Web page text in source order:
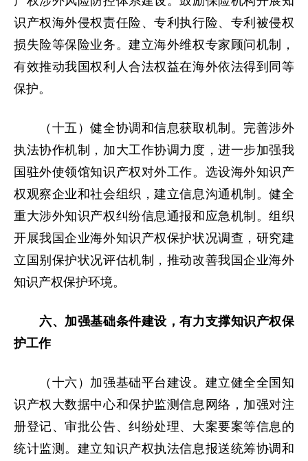
识产权海外侵权责任险、专利执行险、专利被侵权
损失险等保险业务。建立海外维权专家顾问机制，
有效推动我国权利人合法权益在海外依法得到同等
保护。
（十五）健全协调和信息获取机制。完善涉外
执法协作机制，加大工作协调力度，进一步加强我
国驻外使领馆知识产权对外工作。选设海外知识产
权观察企业和社会组织，建立信息沟通机制。健全
重大涉外知识产权纠纷信息通报和应急机制。组织
开展我国企业海外知识产权保护状况调查，研究建
立国别保护状况评估机制，推动改善我国企业海外
知识产权保护环境。
六、加强基础条件建设，有力支撑知识产权保
护工作
（十六）加强基础平台建设。建立健全全国知
识产权大数据中心和保护监测信息网络，加强对注
册登记、审批公告、纠纷处理、大案要案等信息的
统计监测。建立知识产权执法信息报送统筹协调和